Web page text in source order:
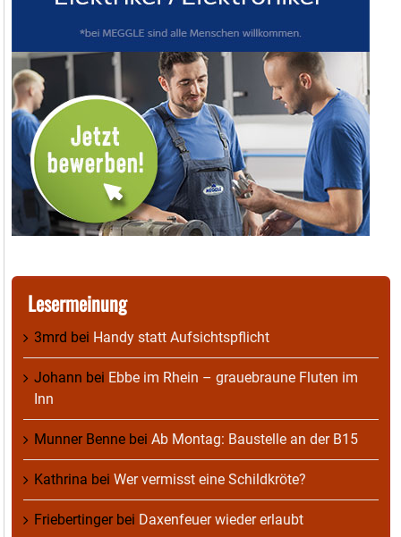
Lesermeinung
3mrd bei Handy statt Aufsichtspflicht
Johann bei Ebbe im Rhein – grauebraune Fluten im
Inn
Munner Benne bei Ab Montag: Baustelle an der B15
Kathrina bei Wer vermisst eine Schildkröte?
Friebertingerbei Daxenfeuer wieder erlaubt